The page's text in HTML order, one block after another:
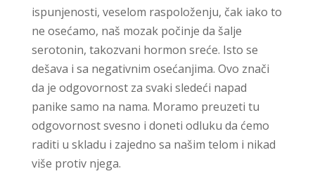
ispunjenosti, veselom raspoloženju, čak iako to
ne osećamo, naš mozak počinje da šalje
serotonin, takozvani hormon sreće. Isto se
dešava i sa negativnim osećanjima. Ovo znači
da je odgovornost za svaki sledeći napad
panike samo na nama. Moramo preuzeti tu
odgovornost svesno i doneti odluku da ćemo
raditi u skladu i zajedno sa našim telom i nikad
više protiv njega.